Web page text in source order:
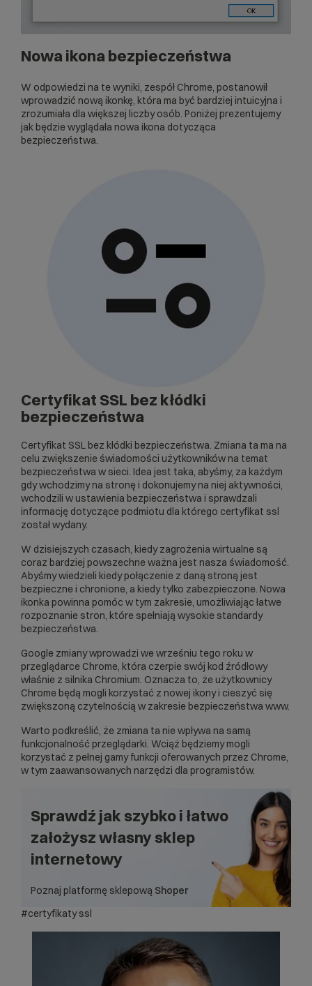
Nowa ikona bezpieczeństwa
W odpowiedzi na te wyniki, zespół Chrome, postanowił
wprowadzić nową ikonkę, która ma być bardziej intuicyjna i
zrozumiała dla większej liczby osób. Poniżej prezentujemy
jak będzie wyglądała nowa ikona dotycząca
bezpieczeństwa.
Certyfikat SSL bez kłódki
bezpieczeństwa
Certyfikat SSL bez kłódki bezpieczeństwa. Zmiana ta ma na
celu zwiększenie świadomości użytkowników na temat
bezpieczeństwa w sieci. Idea jest taka, abyśmy, za każdym
gdy wchodzimy na stronę i dokonujemy na niej aktywności,
wchodzili w ustawienia bezpieczeństwa i sprawdzali
informację dotyczące podmiotu dla którego certyfikat ssl
został wydany.
W dzisiejszych czasach, kiedy zagrożenia wirtualne są
coraz bardziej powszechne ważna jest nasza świadomość.
Abyśmy wiedzieli kiedy połączenie z daną stroną jest
bezpieczne i chronione, a kiedy tylko zabezpieczone. Nowa
ikonka powinna pomóc w tym zakresie, umożliwiając łatwe
rozpoznanie stron, które spełniają wysokie standardy
bezpieczeństwa.
Google zmiany wprowadzi we wrześniu tego roku w
przeglądarce Chrome, która czerpie swój kod źródłowy
właśnie z silnika Chromium. Oznacza to, że użytkownicy
Chrome będą mogli korzystać z nowej ikony i cieszyć się
zwiększoną czytelnością w zakresie bezpieczeństwa www.
Warto podkreślić, że zmiana ta nie wpływa na samą
funkcjonalność przeglądarki. Wciąż będziemy mogli
korzystać z pełnej gamy funkcji oferowanych przez Chrome,
w tym zaawansowanych narzędzi dla programistów.
Sprawdź jak szybko i łatwo
założysz własny sklep
internetowy
Poznaj platformę sklepową Shoper
#certyfikaty ssl